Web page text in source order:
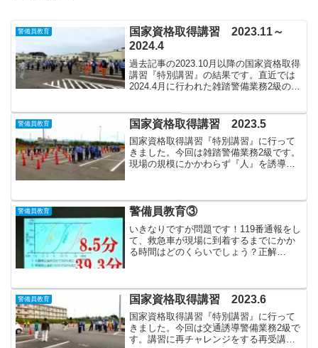
警備員教育
国家資格取得講習 2023.11～
2024.4
過去記事の2023.10月以降の国家資格取得
講習『特別講習』の結果です。直近では
2024.4月に行われた雑踏警備業務2級の結
講習日程・結果｜静岡県警備業協会（公
式ホーム...
警備員教育 国家資格取得講習 2023.5
国家資格取得講習『特別講習』に行って
きました。今回は雑踏警備業務2級です。
現場の規模にかかわらず『人』を誘導す
所となれば、それぞれの場所ごとにこの
資格者を配置し、さらに...
警備員教育 警備員教育③
いきなりですが問題です！119番通報をし
て、救急車が現場に到着するまでにかか
る時間はどのくらいでしょう？正解
現況）アッ...
警備員教育 国家資格取得講習 2023.6
国家資格取得講習『特別講習』に行って
きました。今回は交通誘導警備業務2級で
す。講習に再チャレンジをする再受講の